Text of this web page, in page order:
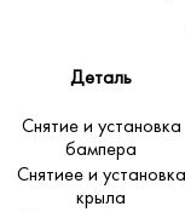
Деталь
Снятие и установка
бампера
Снятиее и установка
крыла